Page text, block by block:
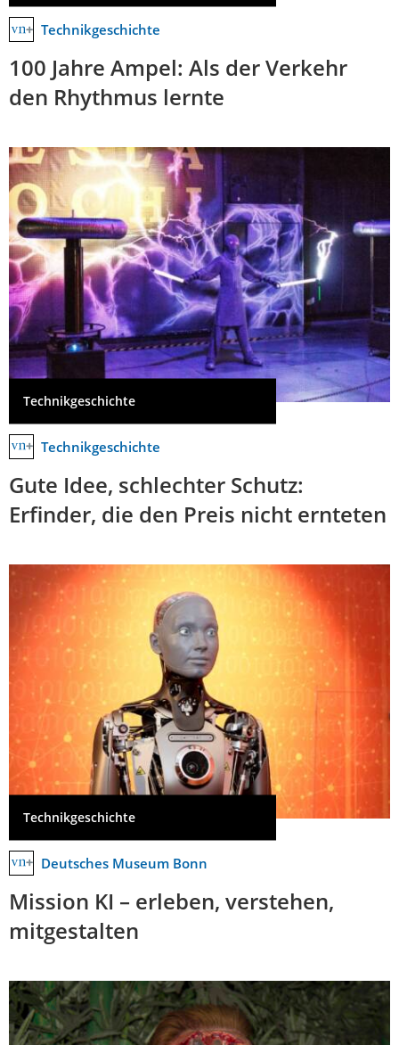
Technikgeschichte
100 Jahre Ampel: Als der Verkehr
den Rhythmus lernte
Technikgeschichte
Technikgeschichte
Gute Idee, schlechter Schutz:
Erfinder, die den Preis nicht ernteten
Technikgeschichte
Deutsches Museum Bonn
Mission KI – erleben, verstehen,
mitgestalten